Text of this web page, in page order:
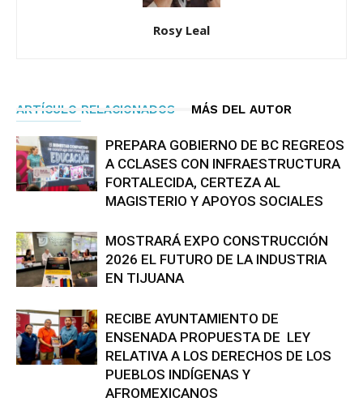
Rosy Leal
ARTÍCULO RELACIONADOS MÁS DEL AUTOR
PREPARA GOBIERNO DE BC REGREOS
A CCLASES CON INFRAESTRUCTURA
FORTALECIDA, CERTEZA AL
MAGISTERIO Y APOYOS SOCIALES
MOSTRARÁ EXPO CONSTRUCCIÓN
2026 EL FUTURO DE LA INDUSTRIA
EN TIJUANA
RECIBE AYUNTAMIENTO DE
ENSENADA PROPUESTA DE LEY
RELATIVA A LOS DERECHOS DE LOS
PUEBLOS INDÍGENAS Y
AFROMEXICANOS